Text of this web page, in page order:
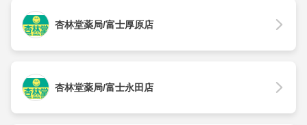
杏林堂薬局/富士厚原店
杏林堂薬局/富士永田店